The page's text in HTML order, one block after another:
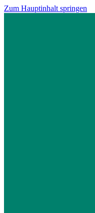
Zum Hauptinhalt springen